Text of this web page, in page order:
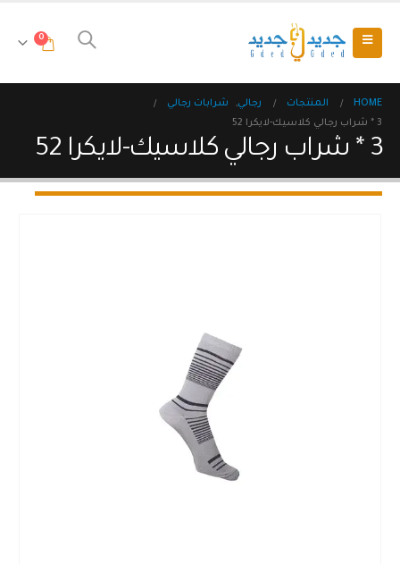
0
HOME المنتجات رجالي,
شرابات رجالي
3 * شراب رجالي كلاسيك-لايكرا 52
3 * شراب رجالي كلاسيك-لايكرا 52